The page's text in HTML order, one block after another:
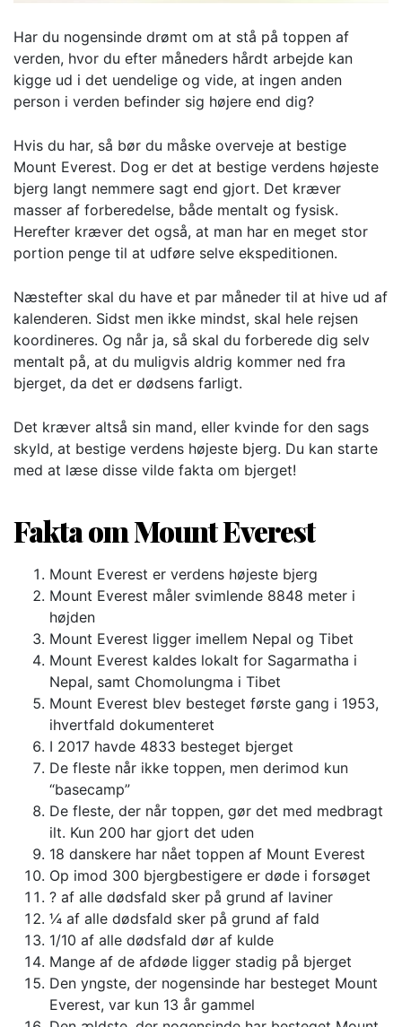
Har du nogensinde drømt om at stå på toppen af
verden, hvor du efter måneders hårdt arbejde kan
kigge ud i det uendelige og vide, at ingen anden
person i verden befinder sig højere end dig?
Hvis du har, så bør du måske overveje at bestige
Mount Everest. Dog er det at bestige verdens højeste
bjerg langt nemmere sagt end gjort. Det kræver
masser af forberedelse, både mentalt og fysisk.
Herefter kræver det også, at man har en meget stor
portion penge til at udføre selve ekspeditionen.
Næstefter skal du have et par måneder til at hive ud af
kalenderen. Sidst men ikke mindst, skal hele rejsen
koordineres. Og når ja, så skal du forberede dig selv
mentalt på, at du muligvis aldrig kommer ned fra
bjerget, da det er dødsens farligt.
Det kræver altså sin mand, eller kvinde for den sags
skyld, at bestige verdens højeste bjerg. Du kan starte
med at læse disse vilde fakta om bjerget!
Fakta om Mount Everest
Mount Everest er verdens højeste bjerg
Mount Everest måler svimlende 8848 meter i
højden
Mount Everest ligger imellem Nepal og Tibet
Mount Everest kaldes lokalt for Sagarmatha i
Nepal, samt Chomolungma i Tibet
Mount Everest blev besteget første gang i 1953,
ihvertfald dokumenteret
I 2017 havde 4833 besteget bjerget
De fleste når ikke toppen, men derimod kun
“basecamp”
De fleste, der når toppen, gør det med medbragt
ilt. Kun 200 har gjort det uden
18 danskere har nået toppen af Mount Everest
Op imod 300 bjergbestigere er døde i forsøget
? af alle dødsfald sker på grund af laviner
¼ af alle dødsfald sker på grund af fald
1/10 af alle dødsfald dør af kulde
Mange af de afdøde ligger stadig på bjerget
Den yngste, der nogensinde har besteget Mount
Everest, var kun 13 år gammel